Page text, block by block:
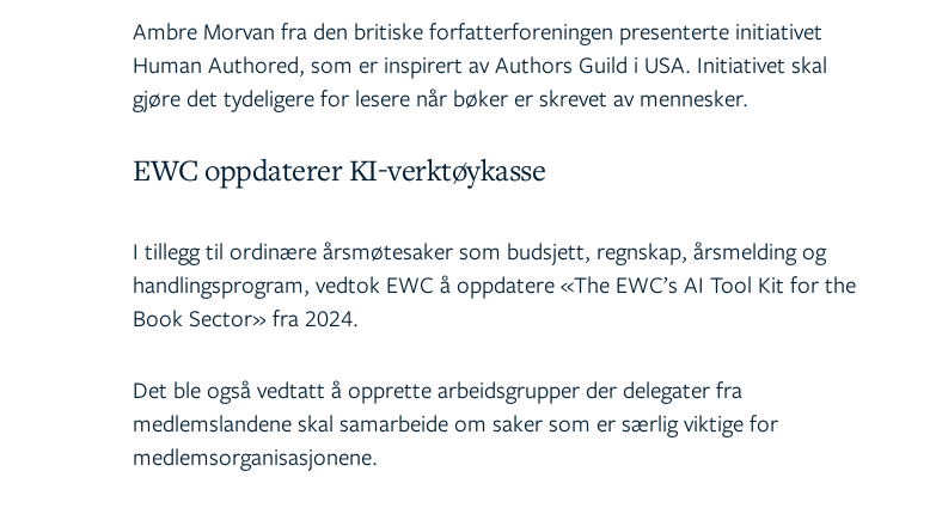
Ambre Morvan fra den britiske forfatterforeningen presenterte initiativet
Human Authored, som er inspirert av Authors Guild i USA. Initiativet skal
gjøre det tydeligere for lesere når bøker er skrevet av mennesker.
EWC oppdaterer KI-verktøykasse
I tillegg til ordinære årsmøtesaker som budsjett, regnskap, årsmelding og
handlingsprogram, vedtok EWC å oppdatere «The EWC’s AI Tool Kit for the
Book Sector» fra 2024.
Det ble også vedtatt å opprette arbeidsgrupper der delegater fra
medlemslandene skal samarbeide om saker som er særlig viktige for
medlemsorganisasjonene.